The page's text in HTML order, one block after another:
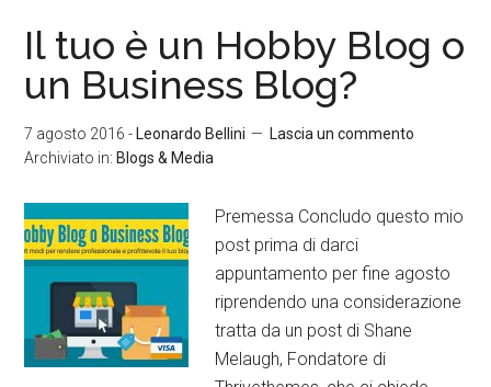
Il tuo è un Hobby Blog o
un Business Blog?
7 agosto 2016 - Leonardo Bellini
Lascia un commento
Archiviato in: Blogs & Media
Premessa Concludo questo mio
post prima di darci
appuntamento per fine agosto
riprendendo una considerazione
tratta da un post di Shane
Melaugh, Fondatore di